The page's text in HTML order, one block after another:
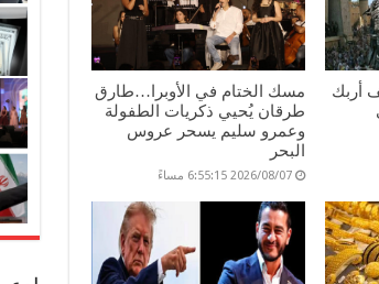
أربك
مسك الختام في الأوبرا…طارق
طرقان يُحيي ذكريات الطفولة
وعمرو سليم يسحر عروس
البحر
2026/08/07 6:55:15 مساءً